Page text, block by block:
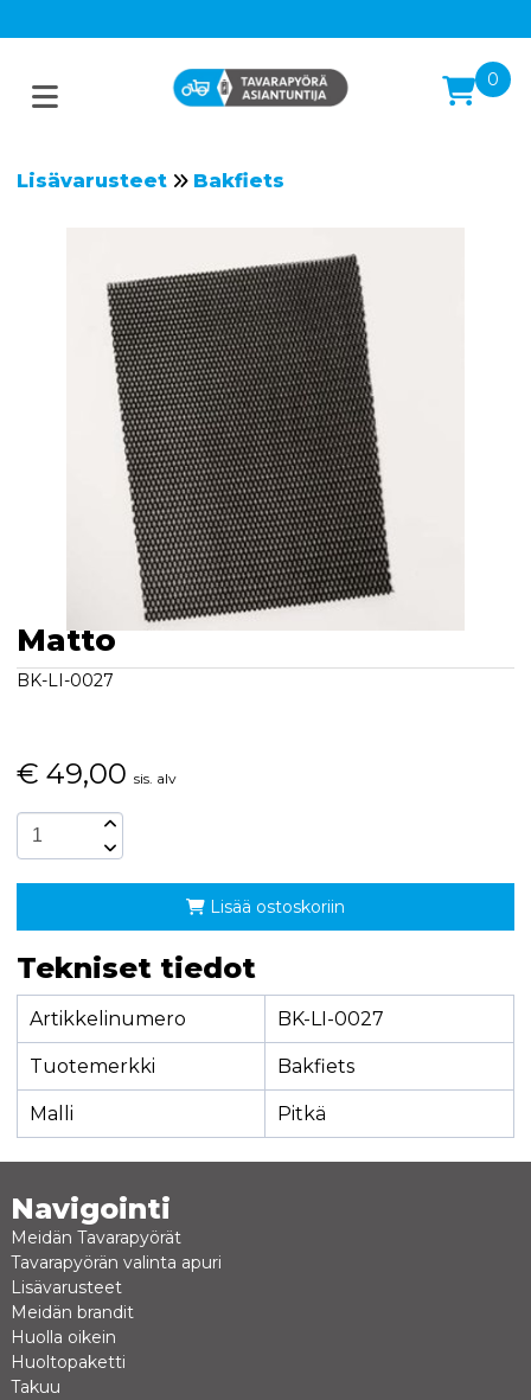
0
Lisävarusteet Bakfiets
Matto
BK-LI-0027
€ 49,00 sis. alv
Lisää ostoskoriin
Tekniset tiedot
Artikkelinumero BK-LI-0027
Tuotemerkki Bakfiets
Malli Pitkä
Navigointi
Meidän Tavarapyörät
Tavarapyörän valinta apuri
Lisävarusteet
Meidän brandit
Huolla oikein
Huoltopaketti
Takuu